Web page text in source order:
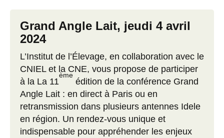
Grand Angle Lait, jeudi 4 avril
2024
L’Institut de l’Élevage, en collaboration avec le
CNIEL et la CNE, vous propose de participer
à la La 11
ème
édition de la conférence Grand
Angle Lait : en direct à Paris ou en
retransmission dans plusieurs antennes Idele
en région. Un rendez-vous unique et
indispensable pour appréhender les enjeux